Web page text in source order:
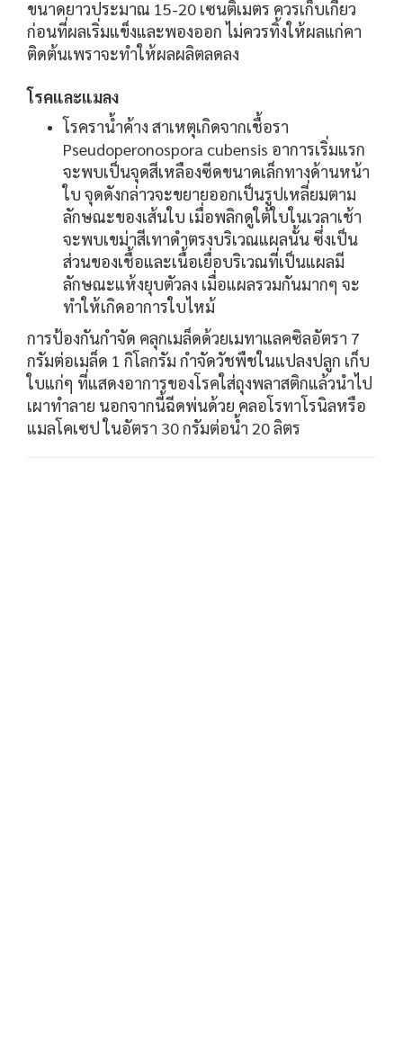
ขนาดยาวประมาณ 15-20 เซนติเมตร ควรเก็บเกี่ยว
ก่อนที่ผลเริ่มแข็งและพองออก ไม่ควรทิ้งให้ผลแก่คา
ติดต้นเพราจะทำให้ผลผลิตลดลง
โรคและแมลง
โรคราน้ำค้าง สาเหตุเกิดจากเชื้อรา
Pseudoperonospora cubensis อาการเริ่มแรก
จะพบเป็นจุดสีเหลืองซีดขนาดเล็กทางด้านหน้า
ใบ จุดดังกล่าวจะขยายออกเป็นรูปเหลี่ยมตาม
ลักษณะของเส้นใบ เมื่อพลิกดูใต้ใบในเวลาเช้า
จะพบเขม่าสีเทาดำตรงบริเวณแผลนั้น ซึ่งเป็น
ส่วนของเชื้อและเนื้อเยื่อบริเวณที่เป็นแผลมี
ลักษณะแห้งยุบตัวลง เมื่อแผลรวมกันมากๆ จะ
ทำให้เกิดอาการใบไหม้
การป้องกันกำจัด คลุกเมล็ดด้วยเมทาแลคซิลอัตรา 7
กรัมต่อเมล็ด 1 กิโลกรัม กำจัดวัชพืชในแปลงปลูก เก็บ
ใบแก่ๆ ที่แสดงอาการของโรคใส่ถุงพลาสติกแล้วนำไป
เผาทำลาย นอกจากนี้ฉีดพ่นด้วย คลอโรทาโรนิลหรือ
แมลโคเซป ในอัตรา 30 กรัมต่อน้ำ 20 ลิตร